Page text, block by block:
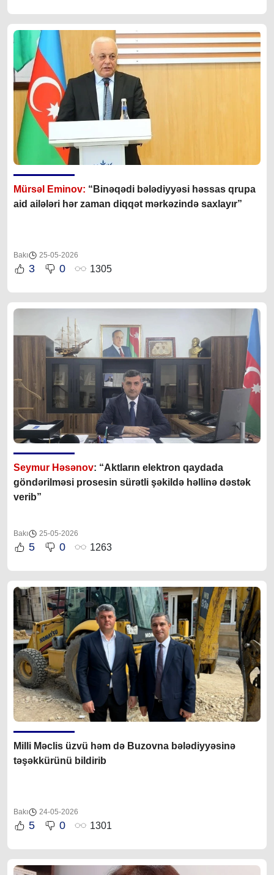
Mürsəl Eminov: “Binəqədi bələdiyyəsi həssas qrupa
aid ailələri hər zaman diqqət mərkəzində saxlayır”
Bakı 25-05-2026
3 0 1305
Seymur Həsənov: “Aktların elektron qaydada
göndərilməsi prosesin sürətli şəkildə həllinə dəstək
verib”
Bakı 25-05-2026
5 0 1263
Milli Məclis üzvü həm də Buzovna bələdiyyəsinə
təşəkkürünü bildirib
Bakı 24-05-2026
5 0 1301